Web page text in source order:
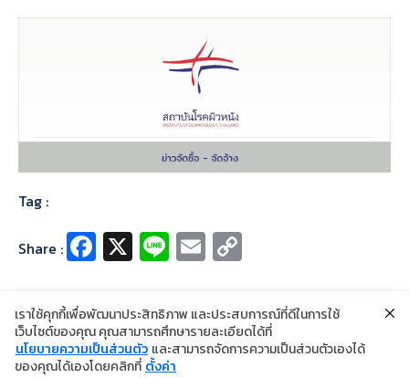
Tag :
Share : Fa
ce
b
o
o
X Li
n
e
E
m
ai
l
p
y
Li
©2024 Copyright Institute of Dermatology Thailand
นโยบายการคุ้มครองข้อมูลส่วนบุคคล
เราใช้คุกกี้เพื่อพัฒนาประสิทธิภาพ และประสบการณ์ที่ดีในการใช้
เว็บไซต์ของคุณ คุณสามารถศึกษารายละเอียดได้ที่
นโยบายความเป็นส่วนตัว และสามารถจัดการความเป็นส่วนตัวเองได้
ของคุณได้เองโดยคลิกที่ ตั้งค่า